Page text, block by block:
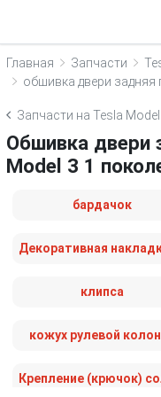
Главная Запчасти
обшивка двери задняя
Запчасти на Tesla
Обшивка двери
Model 3 1
бардачок
клипса
кожух рулевой